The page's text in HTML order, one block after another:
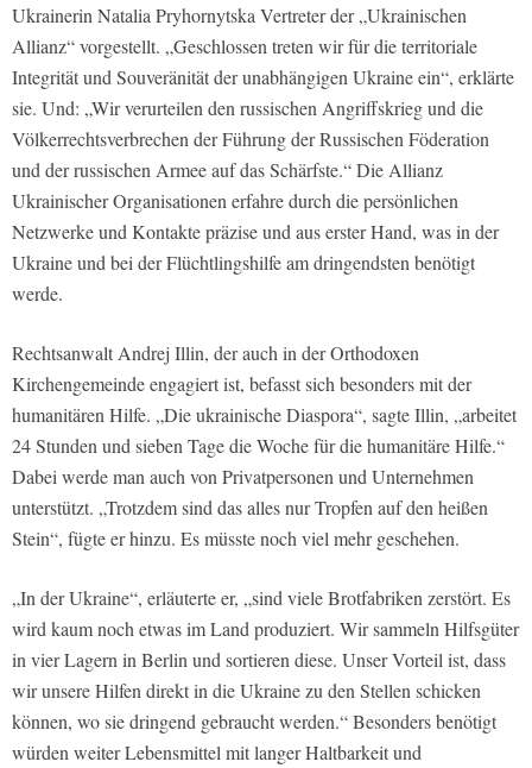
Ukrainerin Natalia Pryhornytska Vertreter der „Ukrainischen
Allianz“ vorgestellt. „Geschlossen treten wir für die territoriale
Integrität und Souveränität der unabhängigen Ukraine ein“, erklärte
sie. Und: „Wir verurteilen den russischen Angriffskrieg und die
Völkerrechtsverbrechen der Führung der Russischen Föderation
und der russischen Armee auf das Schärfste.“ Die Allianz
Ukrainischer Organisationen erfahre durch die persönlichen
Netzwerke und Kontakte präzise und aus erster Hand, was in der
Ukraine und bei der Flüchtlingshilfe am dringendsten benötigt
werde.
Rechtsanwalt Andrej Illin, der auch in der Orthodoxen
Kirchengemeinde engagiert ist, befasst sich besonders mit der
humanitären Hilfe. „Die ukrainische Diaspora“, sagte Illin, „arbeitet
24 Stunden und sieben Tage die Woche für die humanitäre Hilfe.“
Dabei werde man auch von Privatpersonen und Unternehmen
unterstützt. „Trotzdem sind das alles nur Tropfen auf den heißen
Stein“, fügte er hinzu. Es müsste noch viel mehr geschehen.
„In der Ukraine“, erläuterte er, „sind viele Brotfabriken zerstört. Es
wird kaum noch etwas im Land produziert. Wir sammeln Hilfsgüter
in vier Lagern in Berlin und sortieren diese. Unser Vorteil ist, dass
wir unsere Hilfen direkt in die Ukraine zu den Stellen schicken
können, wo sie dringend gebraucht werden.“ Besonders benötigt
würden weiter Lebensmittel mit langer Haltbarkeit und